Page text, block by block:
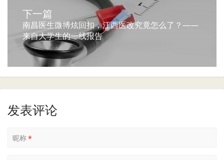
下一篇
南昌医生微博炫回扣，江西医改究竟怎么了？——
来自大学生的一线报告
发表评论
昵称*